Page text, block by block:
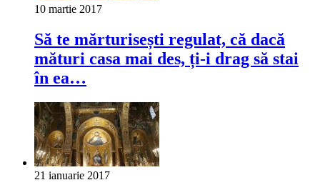
10 martie 2017
Să te mărturisești regulat, că dacă
mături casa mai des, ți-i drag să stai
în ea…
21 ianuarie 2017